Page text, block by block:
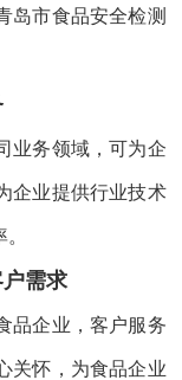
岛市食品安全检测
业务领域，可为企
企业提供行业技术
需求
品企业，客户服务
关怀，为食品企业